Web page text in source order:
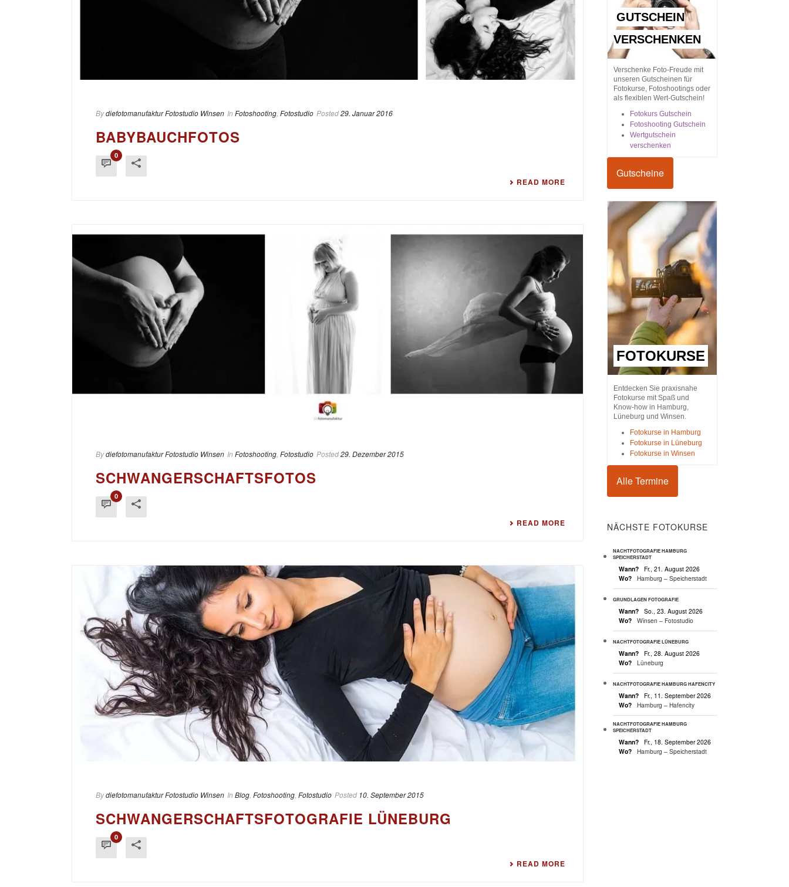
Bydiefotomanufaktur Fotostudio Winsen In Fotoshooting Fotostudio Posted29. Januar 2016
BABYBAUCHFOTOS
0
READ MORE
Bydiefotomanufaktur Fotostudio Winsen In Fotoshooting Fotostudio Posted29. Dezember 2015
SCHWANGERSCHAFTSFOTOS
0
READ MORE
Bydiefotomanufaktur Fotostudio Winsen In Blog Fotoshooting Fotostudio Posted 10. September 2015
SCHWANGERSCHAFTSFOTOGRAFIE LÜNEBURG
0
READ MORE
GUTSCHEIN
VERSCHENKEN
Verschenke Foto-Freude mit
unseren Gutscheinen für
Fotokurse, Fotoshootings oder
als flexiblen Wert-Gutschein!
Fotokurs Gutschein
Fotoshooting Gutschein
Wertgutschein
verschenken
Gutscheine
FOTOKURSE
Entdecken Sie praxisnahe
Fotokurse mit Spaß und
Know-how in Hamburg,
Lüneburg und Winsen.
Fotokurse in Hamburg
Fotokurse in Lüneburg
Fotokurse in Winsen
Alle Termine
NÄCHSTE FOTOKURSE
NACHTFOTOGRAFIE HAMBURG
SPEICHERSTADT
Wann?
Fr., 21. August 2026
Wo?
Hamburg – Speicherstadt
GRUNDLAGEN FOTOGRAFIE
Wann?
So., 23. August 2026
Wo?
Winsen – Fotostudio
NACHTFOTOGRAFIE LÜNEBURG
Wann?
Fr., 28. August 2026
Wo?
Lüneburg
NACHTFOTOGRAFIE HAMBURG HAFENCITY
Wann?
Fr., 11. September 2026
Wo?
Hamburg – Hafencity
NACHTFOTOGRAFIE HAMBURG
SPEICHERSTADT
Wann?
Fr., 18. September 2026
Wo?
Hamburg – Speicherstadt